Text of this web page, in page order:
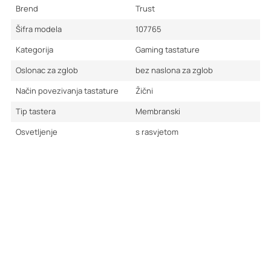
Brend
Trust
Šifra modela
107765
Kategorija
Gaming tastature
Oslonac za zglob
bez naslona za zglob
Način povezivanja tastature
Žični
Tip tastera
Membranski
Osvetljenje
s rasvjetom